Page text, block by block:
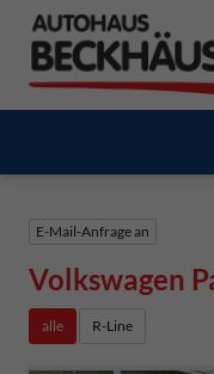
E-Mail-Anfrage an
Volkswagen
alle R-Line